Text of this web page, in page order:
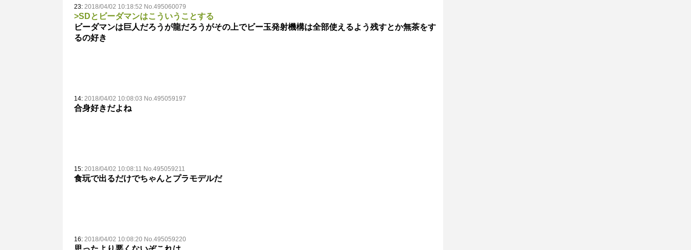
23: 2018/04/02 10:18:52 No.495060079
>SDとビーダマンはこういうことする
ビーダマンは巨人だろうが龍だろうがその上でビー玉発射機構は全部使えるよう残すとか無茶をす
るの好き
14: 2018/04/02 10:08:03 No.495059197
合身好きだよね
15: 2018/04/02 10:08:11 No.495059211
食玩で出るだけでちゃんとプラモデルだ
16: 2018/04/02 10:08:20 No.495059220